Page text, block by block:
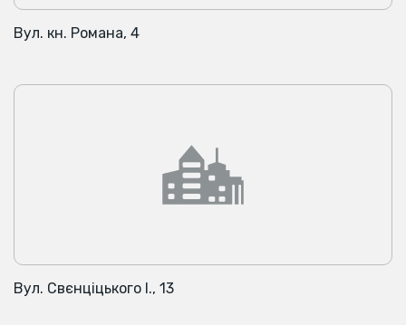
Вул. кн. Романа, 4
Вул. Свєнціцького І., 13